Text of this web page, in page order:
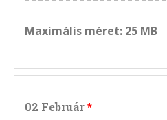
Maximális méret: 25 MB
02 Február